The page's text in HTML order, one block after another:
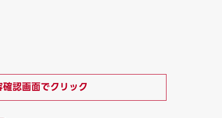
認画面でクリック